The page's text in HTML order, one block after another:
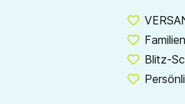
Blitz-